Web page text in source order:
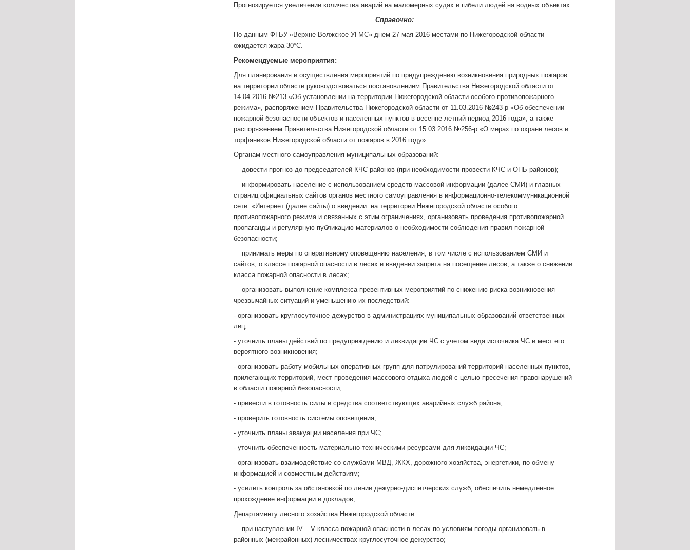
Прогнозируется увеличение количества аварий на маломерных судах и гибели людей на водных объектах.
Справочно:
По данным ФГБУ «Верхне-Волжское УГМС» днем 27 мая 2016 местами по Нижегородской области
ожидается жара 30°С.
Рекомендуемые мероприятия:
Для планирования и осуществления мероприятий по предупреждению возникновения природных пожаров
на территории области руководствоваться постановлением Правительства Нижегородской области от
14.04.2016 №213 «Об установлении на территории Нижегородской области особого противопожарного
режима», распоряжением Правительства Нижегородской области от 11.03.2016 №243-р «Об обеспечении
пожарной безопасности объектов и населенных пунктов в весенне-летний период 2016 года», а также
распоряжением Правительства Нижегородской области от 15.03.2016 №256-р «О мерах по охране лесов и
торфяников Нижегородской области от пожаров в 2016 году».
Органам местного самоуправления муниципальных образований:
­ довести прогноз до председателей КЧС районов (при необходимости провести КЧС и ОПБ районов);
­ информировать население с использованием средств массовой информации (далее СМИ) и главных
страниц официальных сайтов органов местного самоуправления в информационно-телекоммуникационной
сети «Интернет (далее сайты) о введении на территории Нижегородской области особого
противопожарного режима и связанных с этим ограничениях, организовать проведения противопожарной
пропаганды и регулярную публикацию материалов о необходимости соблюдения правил пожарной
безопасности;
­ принимать меры по оперативному оповещению населения, в том числе с использованием СМИ и
сайтов, о классе пожарной опасности в лесах и введении запрета на посещение лесов, а также о снижении
класса пожарной опасности в лесах;
­ организовать выполнение комплекса превентивных мероприятий по снижению риска возникновения
чрезвычайных ситуаций и уменьшению их последствий:
- организовать круглосуточное дежурство в администрациях муниципальных образований ответственных
лиц;
- уточнить планы действий по предупреждению и ликвидации ЧС с учетом вида источника ЧС и мест его
вероятного возникновения;
- организовать работу мобильных оперативных групп для патрулирований территорий населенных пунктов,
прилегающих территорий, мест проведения массового отдыха людей с целью пресечения правонарушений
в области пожарной безопасности;
- привести в готовность силы и средства соответствующих аварийных служб района;
- проверить готовность системы оповещения;
- уточнить планы эвакуации населения при ЧС;
- уточнить обеспеченность материально-техническими ресурсами для ликвидации ЧС;
- организовать взаимодействие со службами МВД, ЖКХ, дорожного хозяйства, энергетики, по обмену
информацией и совместным действиям;
- усилить контроль за обстановкой по линии дежурно-диспетчерских служб, обеспечить немедленное
прохождение информации и докладов;
Департаменту лесного хозяйства Нижегородской области:
­ при наступлении IV – V класса пожарной опасности в лесах по условиям погоды организовать в
районных (межрайонных) лесничествах круглосуточное дежурство;